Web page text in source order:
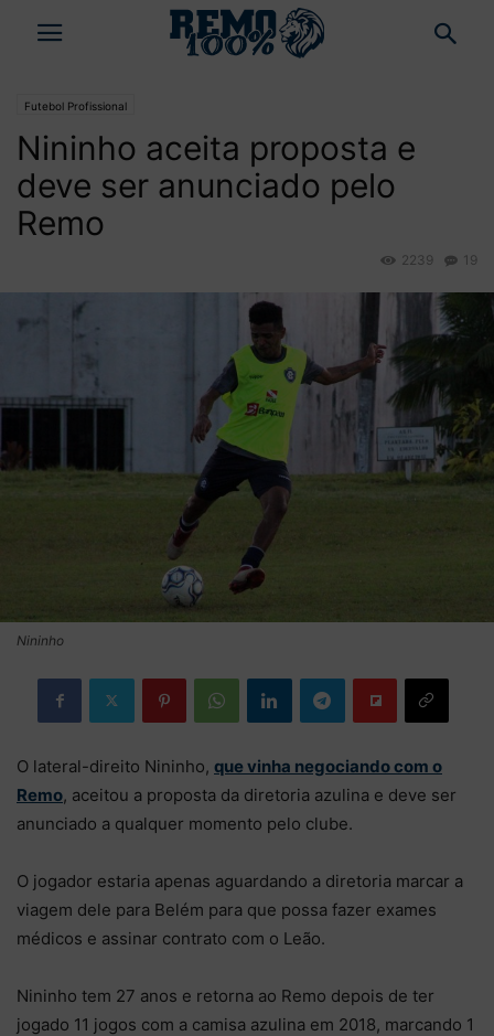
Futebol Profissional
Nininho aceita proposta e
deve ser anunciado pelo
Remo
19
2239
Nininho
O lateral-direito Nininho, que vinha negociando com o
Remo, aceitou a proposta da diretoria azulina e deve ser
anunciado a qualquer momento pelo clube.
O jogador estaria apenas aguardando a diretoria marcar a
viagem dele para Belém para que possa fazer exames
médicos e assinar contrato com o Leão.
Nininho tem 27 anos e retorna ao Remo depois de ter
jogado 11 jogos com a camisa azulina em 2018, marcando 1